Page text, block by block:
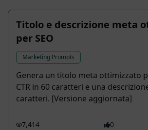
Titolo e descrizione meta
per SEO
Marketing Prompts
Genera un titolo meta ottimizzato
CTR in 60 caratteri e una
caratteri. [Versione aggiornata]
7,414 0